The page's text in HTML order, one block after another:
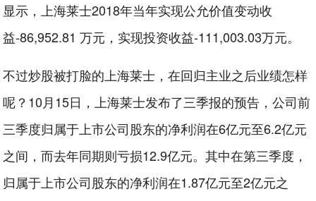
显示，上海莱士2018年当年实现公允价值变动收
益-86,952.81 万元，实现投资收益-111,003.03万元。
不过炒股被打脸的上海莱士，在回归主业之后业绩怎样
呢？10月15日，上海莱士发布了三季报的预告，公司前
三季度归属于上市公司股东的净利润在6亿元至6.2亿元
之间，而去年同期则亏损12.9亿元。其中在第三季度，
归属于上市公司股东的净利润在1.87亿元至2亿元之